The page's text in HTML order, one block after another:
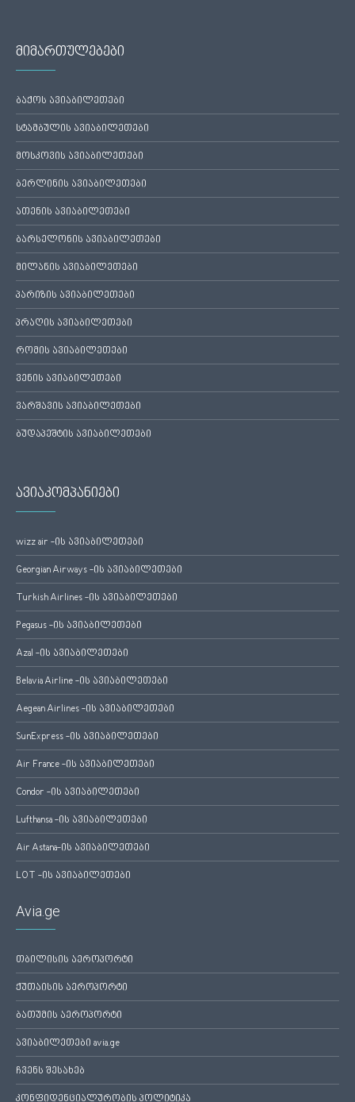
მიმართულებები
ბაქოს ავიაბილეთები
სტამბულის ავიაბილეთები
მოსკოვის ავიაბილეთები
ბერლინის ავიაბილეთები
ათენის ავიაბილეთები
ბარსელონის ავიაბილეთები
მილანის ავიაბილეთები
პარიზის ავიაბილეთები
პრაღის ავიაბილეთები
რომის ავიაბილეთები
ვენის ავიაბილეთები
ვარშავის ავიაბილეთები
ბუდაპეშტის ავიაბილეთები
ავიაკომპანიები
wizz air -ის ავიაბილეთები
Georgian Airways -ის ავიაბილეთები
Turkish Airlines -ის ავიაბილეთები
Pegasus -ის ავიაბილეთები
Azal -ის ავიაბილეთები
Belavia Airline -ის ავიაბილეთები
Aegean Airlines -ის ავიაბილეთები
SunExpress -ის ავიაბილეთები
Air France -ის ავიაბილეთები
Condor -ის ავიაბილეთები
Lufthansa -ის ავიაბილეთები
Air Astana-ის ავიაბილეთები
LOT -ის ავიაბილეთები
Avia.ge
თბილისის აეროპორტი
ქუთაისის აეროპორტი
ბათუმის აეროპორტი
ავიაბილეთები avia.ge
ჩვენს შესახებ
კონფიდენციალურობის პოლიტიკა